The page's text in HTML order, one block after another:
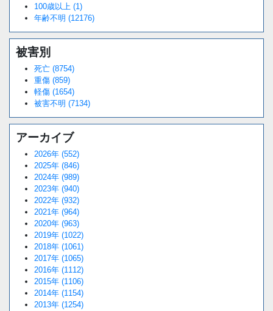
100歳以上 (1)
年齢不明 (12176)
被害別
死亡 (8754)
重傷 (859)
軽傷 (1654)
被害不明 (7134)
アーカイブ
2026年 (552)
2025年 (846)
2024年 (989)
2023年 (940)
2022年 (932)
2021年 (964)
2020年 (963)
2019年 (1022)
2018年 (1061)
2017年 (1065)
2016年 (1112)
2015年 (1106)
2014年 (1154)
2013年 (1254)